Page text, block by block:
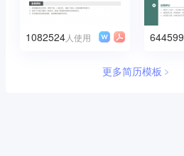
1082524人使用 644599
更多简历模板﹥